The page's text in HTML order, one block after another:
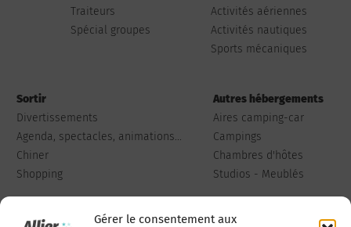
Gérer le consentement aux
Traiteurs
Spécial groupes
Activités aériennes
Activités nautiques
Sports mécaniques
Sortir
Divertissements
Agenda, spectacles, animations...
Chiner
Shopping
Autres hébergements
Aires camping-car
Campings
Chambres d'hôtes
Studios - Meublés